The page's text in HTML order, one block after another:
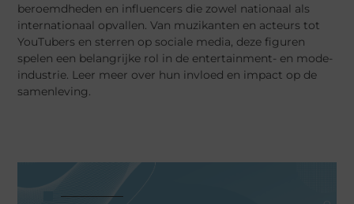
beroemdheden en influencers die zowel nationaal als
internationaal opvallen. Van muzikanten en acteurs tot
YouTubers en sterren op sociale media, deze figuren
spelen een belangrijke rol in de entertainment- en mode-
industrie. Leer meer over hun invloed en impact op de
samenleving.